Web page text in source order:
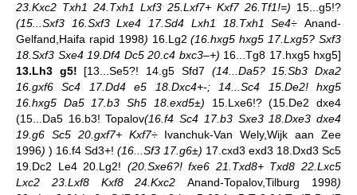
23.Kxc2 Txh1 24.Txh1 Lxf3 25.Lxf7+ Kxf7 26.Tf1!=) 15...g5!?
(15...Sxf3 16.Sxf3 Lxe4 17.Sd4 Lxh1 18.Txh1 Se4÷ Anand-
Gelfand,Haifa rapid 1998) 16.Lg2(16.hxg5 hxg5 17.Lxg5? Sxf3
18.Sxf3 Sxe4 19.Df4 Dc5 20.c4 bxc3–+) 16...Tg8 17.hxg5 hxg5]
13.Lh3 g5! [13...Se5?! 14.g5 Sfd7 (14...Da5? 15.Sb3 Dxa2
16.gxf6 Sc4 17.Dd4 e5 18.Dxc4+-; 14...Sc4 15.De2! hxg5
16.hxg5 Da5 17.b3 Sh5 18.exd5±) 15.Lxe6!? (15.De2 dxe4
(15...Da5 16.b3! Topalov(16.f4 Sc4 17.b3 Sxe3 18.Dxe3 dxe4
19.g6 Sc5 20.gxf7+ Kxf7÷ Ivanchuk-Van Wely,Wijk aan Zee
1996) ) 16.f4 Sd3+! (16...Sf3 17.g6±) 17.cxd3 exd3 18.Dxd3 Sc5
19.Dc2 Le4 20.Lg2! (20.Sxe6?! fxe6 21.Txd8+ Txd8 22.Lxc5
Lxc2 23.Lxf8 Kxf8 24.Kxc2Anand-Topalov,Tilburg 1998)